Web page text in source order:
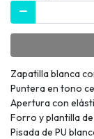
Zapatilla blanca
Puntera en tono
Apertura con
Forro y plantilla
Pisada de PU